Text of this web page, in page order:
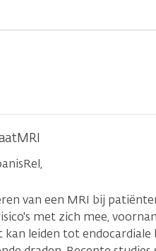
van een MRI bij
met zich mee,
kan leiden tot